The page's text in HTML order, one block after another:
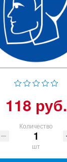
118 руб.
Количество
шт